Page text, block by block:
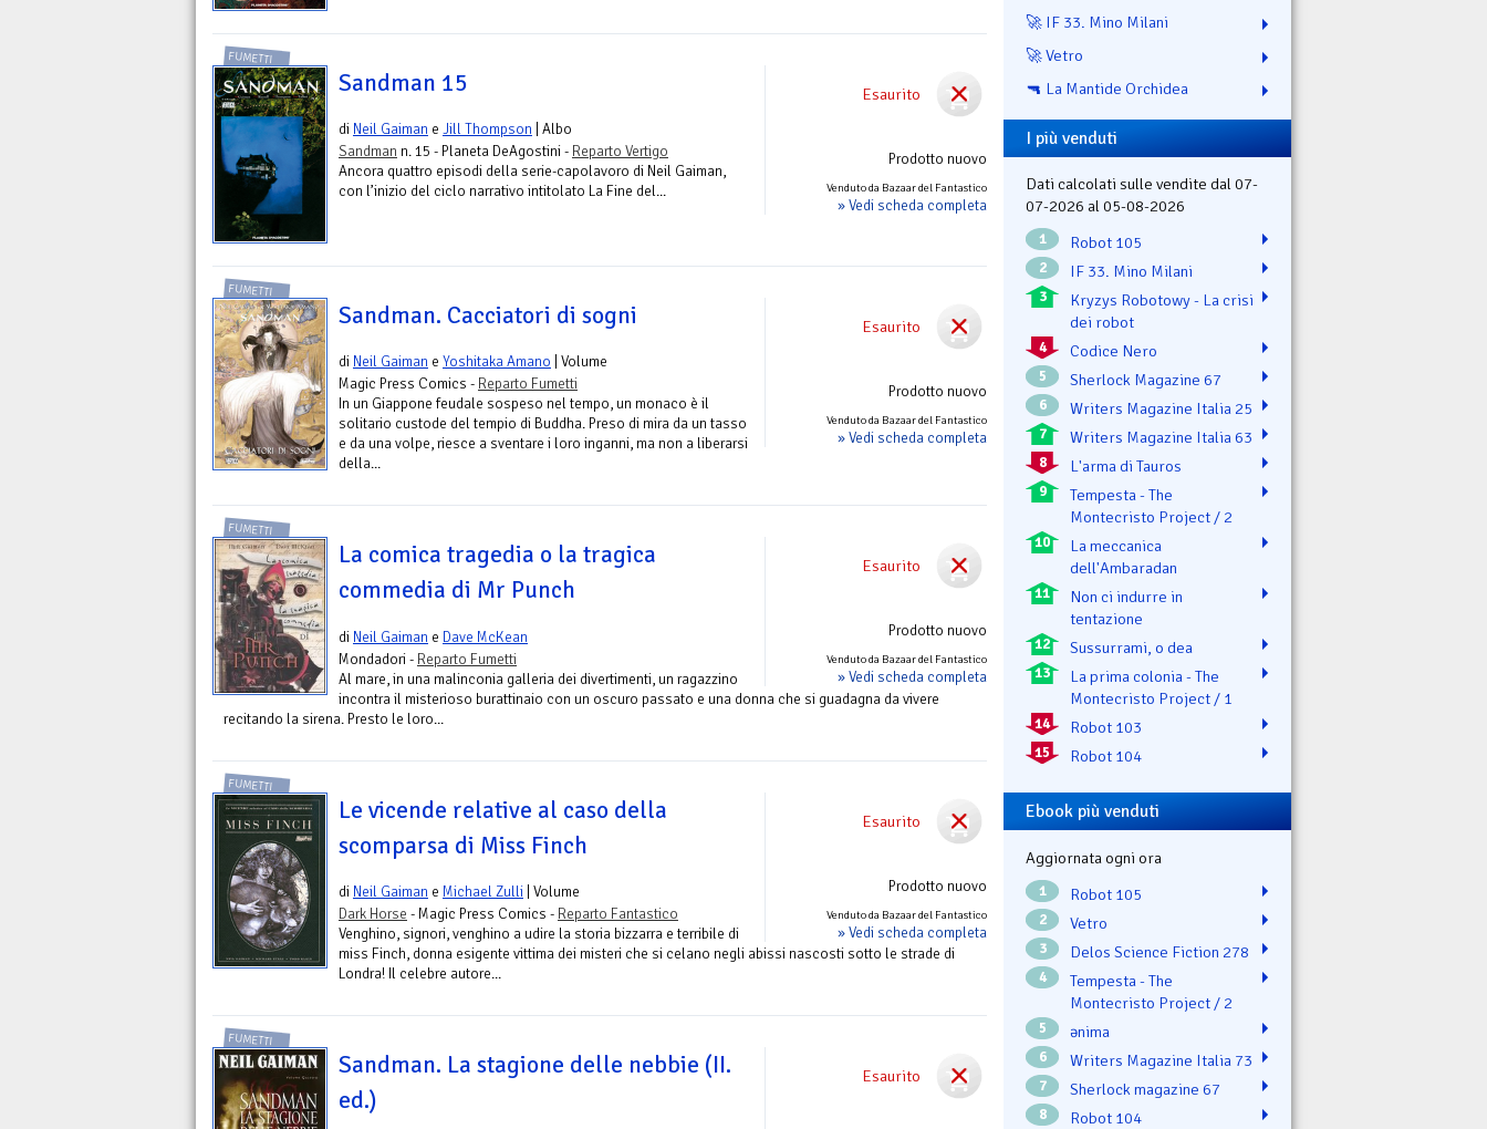
Esaurito
Prodotto nuovo
Venduto da Bazaar del Fantastico
» Vedi scheda completa
FUMETTI
Sandman 15
di Neil Gaiman e Jill Thompson | Albo
Sandman n. 15 - Planeta DeAgostini - Reparto Vertigo
Ancora quattro episodi della serie-capolavoro di Neil Gaiman,
con l’inizio del ciclo narrativo intitolato La Fine del...
Esaurito
Prodotto nuovo
Venduto da Bazaar del Fantastico
» Vedi scheda completa
FUMETTI
Sandman. Cacciatori di sogni
di Neil Gaiman e Yoshitaka Amano | Volume
Magic Press Comics - Reparto Fumetti
In un Giappone feudale sospeso nel tempo, un monaco è il
solitario custode del tempio di Buddha. Preso di mira da un tasso
e da una volpe, riesce a sventare i loro inganni, ma non a liberarsi
della...
Esaurito
Prodotto nuovo
Venduto da Bazaar del Fantastico
» Vedi scheda completa
FUMETTI
La comica tragedia o la tragica
commedia di Mr Punch
di Neil Gaiman e Dave McKean
Mondadori - Reparto Fumetti
Al mare, in una malinconia galleria dei divertimenti, un ragazzino
incontra il misterioso burattinaio con un oscuro passato e una donna che si guadagna da vivere
recitando la sirena. Presto le loro...
Esaurito
Prodotto nuovo
Venduto da Bazaar del Fantastico
» Vedi scheda completa
FUMETTI
Le vicende relative al caso della
scomparsa di Miss Finch
di Neil Gaiman e Michael Zulli | Volume
Dark Horse - Magic Press Comics - Reparto Fantastico
Venghino, signori, venghino a udire la storia bizzarra e terribile di
miss Finch, donna esigente vittima dei misteri che si celano negli abissi nascosti sotto le strade di
Londra! Il celebre autore...
Esaurito
FUMETTI
Sandman. La stagione delle nebbie (II.
ed.)
🚀 IF 33. Mino Milani
🚀 Vetro
🔫 La Mantide Orchidea
I più venduti
Dati calcolati sulle vendite dal 07-
07-2026 al 05-08-2026
1 Robot 105
2 IF 33. Mino Milani
3
Kryzys Robotowy - La crisi
dei robot
4 Codice Nero
5 Sherlock Magazine 67
6 Writers Magazine Italia 25
7 Writers Magazine Italia 63
8 L'arma di Tauros
9
Tempesta - The
Montecristo Project / 2
10
La meccanica
dell'Ambaradan
11
Non ci indurre in
tentazione
12 Sussurrami, o dea
13
La prima colonia - The
Montecristo Project / 1
14 Robot 103
15 Robot 104
Ebook più venduti
Aggiornata ogni ora
1 Robot 105
2 Vetro
3 Delos Science Fiction 278
4
Tempesta - The
Montecristo Project / 2
5 ənima
6 Writers Magazine Italia 73
7 Sherlock magazine 67
8 Robot 104